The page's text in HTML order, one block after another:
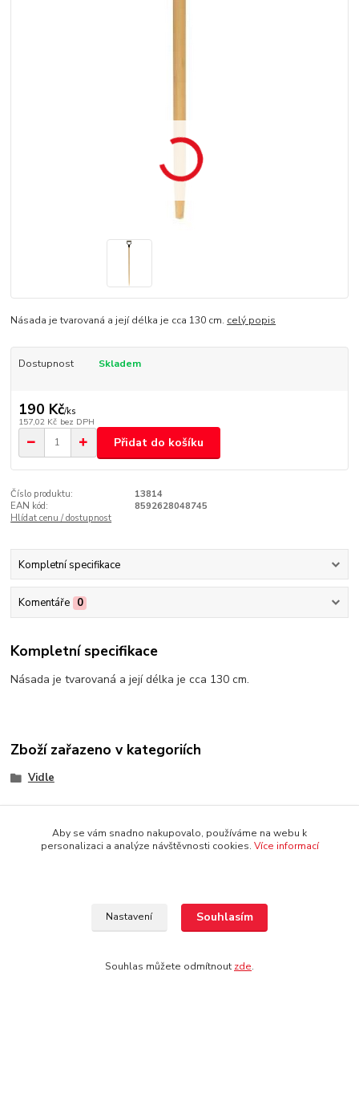
Násada je tvarovaná a její délka je cca 130 cm. celý popis
Dostupnost Skladem
190 Kč/ks
157,02 Kč bez DPH
Přidat do košíku
Číslo produktu:
13814
EAN kód:
8592628048745
Hlídat cenu / dostupnost
Kompletní specifikace
Komentáře 0
Kompletní specifikace
Násada je tvarovaná a její délka je cca 130 cm.
Zboží zařazeno v kategoriích
Vidle
Aby se vám snadno nakupovalo, používáme na webu k
personalizaci a analýze návštěvnosti cookies. Více informací
Nastavení Souhlasím
Souhlas můžete odmítnout zde.